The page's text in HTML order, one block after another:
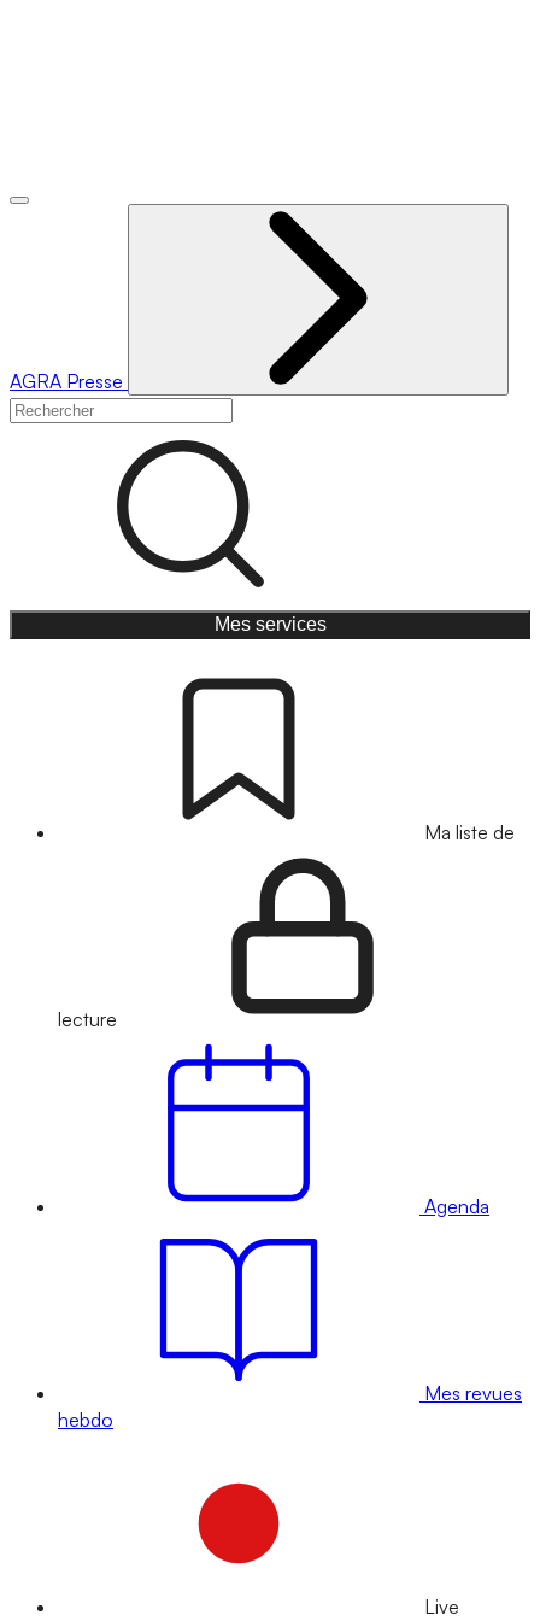
AGRA Presse
Mes services
Ma liste de
lecture
Agenda
Mes revues
hebdo
Live